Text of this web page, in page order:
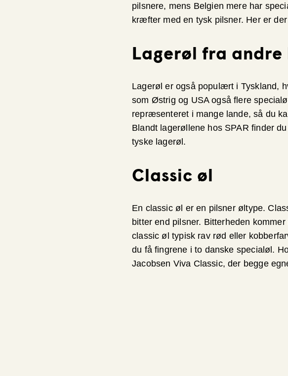
pilsnere, mens Belgien mere har
kræfter med en tysk pilsner. Her er
Lagerøl fra andre
Lagerøl er også populært i Tyskland,
som Østrig og USA også flere
repræsenteret i mange lande, så du
Blandt lagerøllene hos SPAR finder
tyske lagerøl.
Classic øl
En classic øl er en pilsner øltype.
bitter end pilsner. Bitterheden
classic øl typisk rav rød eller
du få fingrene i to danske specialøl.
Jacobsen Viva Classic, der begge